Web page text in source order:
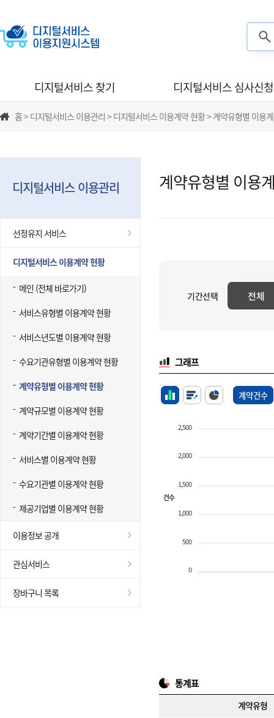
디지털서비스 찾기 디지털서비스 심사신청
홈 > 디지털서비스 이용관리 > 디지털서비스 이용계약 현황 > 계약유형별 이용
디지털서비스 이용관리
선정유지 서비스
디지털서비스 이용계약 현황
메인 (전체 바로가기)
서비스유형별 이용계약 현황
서비스년도별 이용계약 현황
수요기관유형별 이용계약 현황
계약유형별 이용계약 현황
계약규모별 이용계약 현황
계약기간별 이용계약 현황
서비스별 이용계약 현황
수요기관별 이용계약 현황
제공기업별 이용계약 현황
이용정보 공개
관심서비스
장바구니 목록
계약유형별 이용
기간선택 전체
그래프
계약건수
2,500
2,000
1,500
1,000
500
0
건수
통계표
계약유형